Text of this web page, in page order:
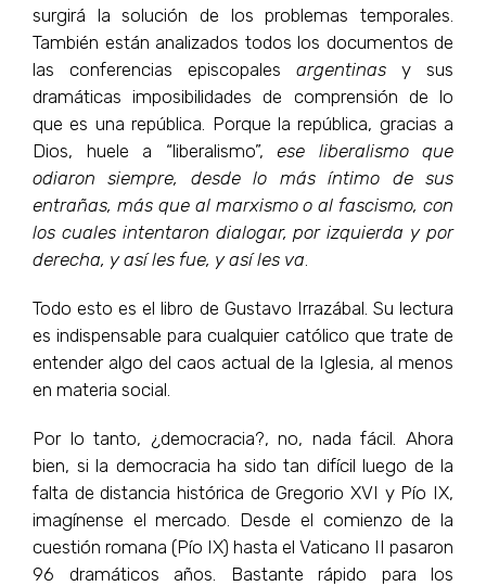
surgirá la solución de los problemas temporales.
También están analizados todos los documentos de
las conferencias episcopales argentinas y sus
dramáticas imposibilidades de comprensión de lo
que es una república. Porque la república, gracias a
Dios, huele a “liberalismo”, ese liberalismo que
odiaron siempre, desde lo más íntimo de sus
entrañas, más que al marxismo o al fascismo, con
los cuales intentaron dialogar, por izquierda y por
derecha, y así les fue, y así les va
Todo esto es el libro de Gustavo Irrazábal. Su lectura
es indispensable para cualquier católico que trate de
entender algo del caos actual de la Iglesia, al menos
en materia social.
Por lo tanto, ¿democracia?, no, nada fácil. Ahora
bien, si la democracia ha sido tan difícil luego de la
falta de distancia histórica de Gregorio XVI y Pío IX,
imagínense el mercado. Desde el comienzo de la
cuestión romana (Pío IX) hasta el Vaticano II pasaron
96 dramáticos años. Bastante rápido para los